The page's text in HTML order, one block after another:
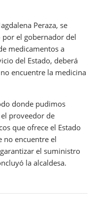
Peraza, se
el gobernador del
medicamentos a
del Estado, deberá
encuentre la medicina
donde pudimos
proveedor de
que ofrece el Estado
no encuentre el
el suministro
la alcaldesa.